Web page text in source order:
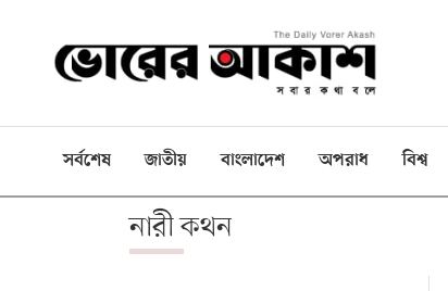
সর্বশেষ জাতীয় বাংলাদেশ অপরাধ বিশ্ব
প্রচ্ছদ
বাংলাদেশ
নারী কথন